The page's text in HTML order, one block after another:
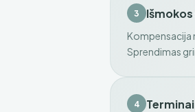
3
Kompensacija
Sprendimas
4